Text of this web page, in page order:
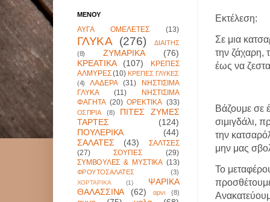
Εκτέλεση:
Σε μια
την ζάχαρη,
έως να
Βάζουμε σε
σιμιγδάλι,
την
μην μας
Το
ΜΕΝΟΥ
ΑΥΓΑ ΟΜΕΛΕΤΕΣ (13)
ΓΛΥΚΑ (276)
ΔΙΑΙΤΗΣ
(8)
ΖΥΜΑΡΙΚΑ
(76)
ΚΡΕΑΤΙΚΑ
(107)
ΚΡΕΠΕΣ
ΑΛΜΥΡΕΣ (10) ΚΡΕΠΕΣ ΓΛΥΚΕΣ
(4)
ΛΑΔΕΡΑ (31)
ΝΗΣΤΙΣΙΜΑ
ΓΛΥΚΑ
(11)
ΝΗΣΤΙΣΙΜΑ
ΦΑΓΗΤΑ (20) ΟΡΕΚΤΙΚΑ (33)
ΟΣΠΡΙΑ (8)
ΠΙΤΕΣ ΖΥΜΕΣ
ΤΑΡΤΕΣ
(124)
ΠΟΥΛΕΡΙΚΑ
(44)
ΣΑΛΑΤΕΣ
(43)
ΣΑΛΤΣΕΣ
(27)
ΣΟΥΠΕΣ
(29)
ΣΥΜΒΟΥΛΕΣ & ΜΥΣΤΙΚΑ (13)
ΦΡΟΥΤΟΣΑΛΑΤΕΣ (3)
ΧΟΡΤΑΡΙΚΑ (1)
ΨΑΡΙΚΑ
ΘΑΛΑΣΣΙΝΑ
(62) αρνι (8)